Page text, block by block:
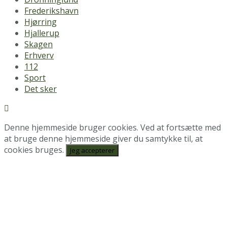
Frederikshavn
Hjørring
Hjallerup
Skagen
Erhverv
112
Sport
Det sker
Denne hjemmeside bruger cookies. Ved at fortsætte med
at bruge denne hjemmeside giver du samtykke til, at
cookies bruges.
Jeg accepterer